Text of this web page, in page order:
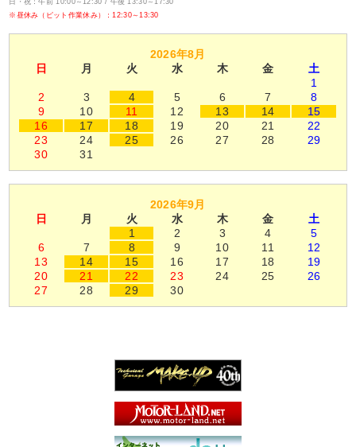
日・祝：午前 10:00～12:30 / 午後 13:30～17:30
※昼休み（ピット作業休み）：12:30～13:30
2026年8月
日
月 火 水 木 金
土
1
2
3 4 5 6 7
8
9
10 11 12 13 14
15
16
17 18 19 20 21
22
23
24 25 26 27 28
29
30
31
2026年9月
日
月 火 水 木 金
土
1
2 3 4
5
6
7 8 9 10 11
12
13
14 15 16 17 18
19
20
21 22 23 24 25
26
27
28 29 30